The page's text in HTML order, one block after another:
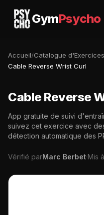
GymPsycho
Accueil/Catalogue d'Exercices
Cable Reverse Wrist Curl
Cable Reverse
App gratuite de suivi
suivez cet exercice avec
détection automatique des
Vérifié parMarc Berbet·Mis